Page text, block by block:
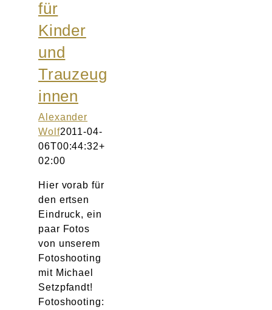
für
Kinder
und
Trauzeug
innen
Alexander
Wolf2011-04-
06T00:44:32+
02:00
Hier vorab für
den ertsen
Eindruck, ein
paar Fotos
von unserem
Fotoshooting
mit Michael
Setzpfandt!
Fotoshooting: